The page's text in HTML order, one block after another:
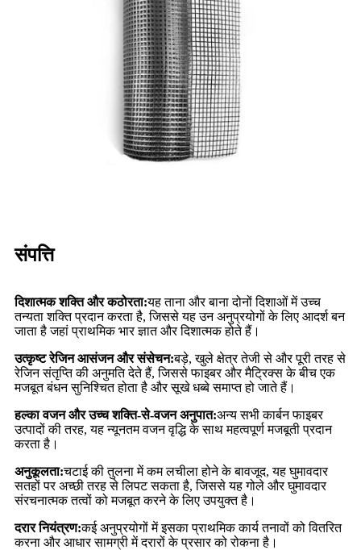
संपत्ति
दिशात्मक शक्ति और कठोरता:यह ताना और बाना दोनों दिशाओं में उच्च
तन्यता शक्ति प्रदान करता है, जिससे यह उन अनुप्रयोगों के लिए आदर्श बन
जाता है जहां प्राथमिक भार ज्ञात और दिशात्मक होते हैं।
उत्कृष्ट रेजिन आसंजन और संसेचन:बड़े, खुले क्षेत्र तेजी से और पूरी तरह से
रेजिन संतृप्ति की अनुमति देते हैं, जिससे फाइबर और मैट्रिक्स के बीच एक
मजबूत बंधन सुनिश्चित होता है और सूखे धब्बे समाप्त हो जाते हैं।
हल्का वजन और उच्च शक्ति-से-वजन अनुपात:अन्य सभी कार्बन फाइबर
उत्पादों की तरह, यह न्यूनतम वजन वृद्धि के साथ महत्वपूर्ण मजबूती प्रदान
करता है।
अनुकूलता:चटाई की तुलना में कम लचीला होने के बावजूद, यह घुमावदार
सतहों पर अच्छी तरह से लिपट सकता है, जिससे यह गोले और घुमावदार
संरचनात्मक तत्वों को मजबूत करने के लिए उपयुक्त है।
दरार नियंत्रण:कई अनुप्रयोगों में इसका प्राथमिक कार्य तनावों को वितरित
करना और आधार सामग्री में दरारों के प्रसार को रोकना है।